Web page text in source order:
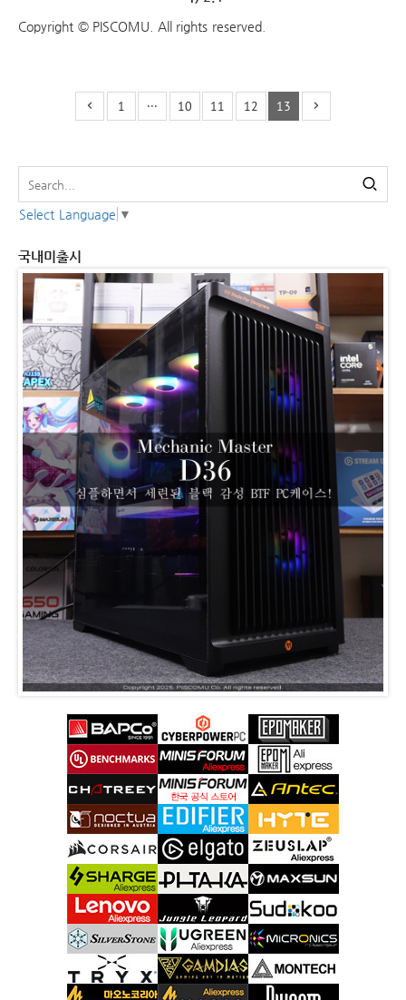
Copyright © PISCOMU. All rights reserved.
1 ··· 10 11 12 13
Select Language ▼
국내미출시